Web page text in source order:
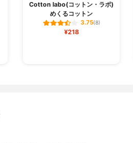
Cotton labo(コットン・ラボ)
めくるコットン
3.75(8)
¥218